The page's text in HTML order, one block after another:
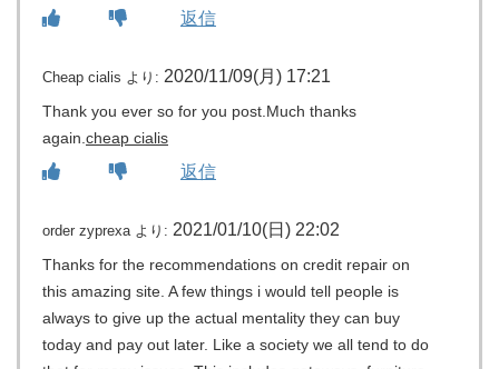
返信
Cheap cialis より: 2020/11/09(月) 17:21
Thank you ever so for you post.Much thanks
again. cheap cialis
返信
order zyprexa より: 2021/01/10(日) 22:02
Thanks for the recommendations on credit repair on
this amazing site. A few things i would tell people is
always to give up the actual mentality they can buy
today and pay out later. Like a society we all tend to do